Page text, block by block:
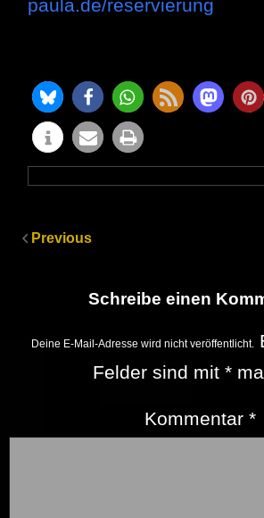
paula.de/reservierung
Previous
Schreibe einen
Deine E-Mail-Adresse wird nicht veröffentlicht.
Felder sind mit *
Kommentar *